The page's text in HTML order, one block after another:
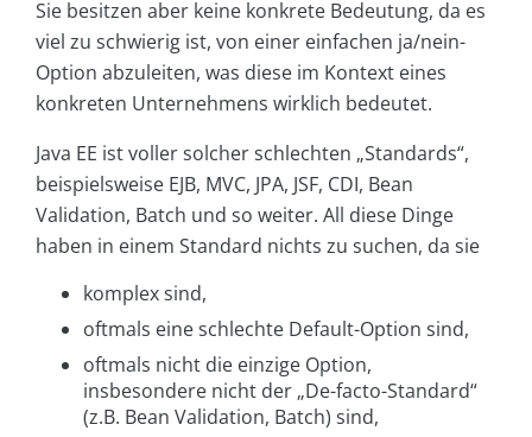
Sie besitzen aber keine konkrete Bedeutung, da es
viel zu schwierig ist, von einer einfachen ja/nein-
Option abzuleiten, was diese im Kontext eines
konkreten Unternehmens wirklich bedeutet.
Java EE ist voller solcher schlechten „Standards“,
beispielsweise EJB, MVC, JPA, JSF, CDI, Bean
Validation, Batch und so weiter. All diese Dinge
haben in einem Standard nichts zu suchen, da sie
komplex sind,
oftmals eine schlechte Default-Option sind,
oftmals nicht die einzige Option,
insbesondere nicht der „De-facto-Standard“
(z.B. Bean Validation, Batch) sind,